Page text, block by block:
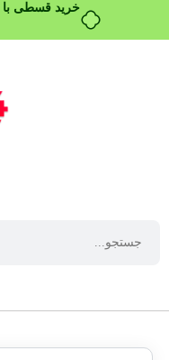
خرید قسطی